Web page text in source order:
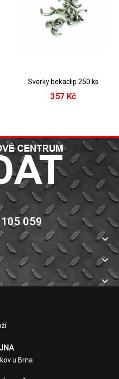
Svorky bekaclip 250 ks
357 Kč
059
keyboard_arrow_down
keyboard_arrow_down
keyboard_arrow_down
u Brna